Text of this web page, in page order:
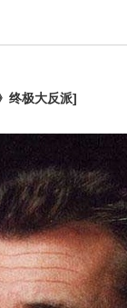
终极大反派]